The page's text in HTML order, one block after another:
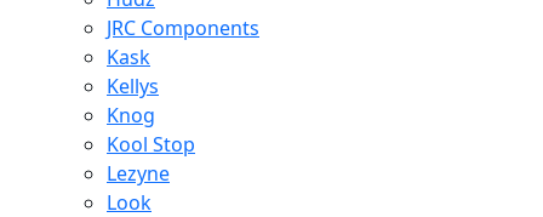
JRC Components
Kask
Kellys
Knog
Kool Stop
Lezyne
Look